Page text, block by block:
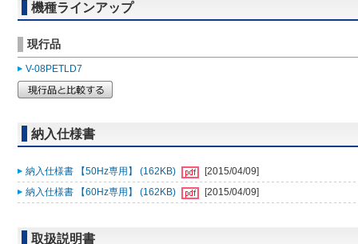
機種ラインアップ
現行品
V-08PETLD7
納入仕様書
納入仕様書 【50Hz専用】 (162KB)
[2015/04/09]
納入仕様書 【60Hz専用】 (162KB)
[2015/04/09]
取扱説明書